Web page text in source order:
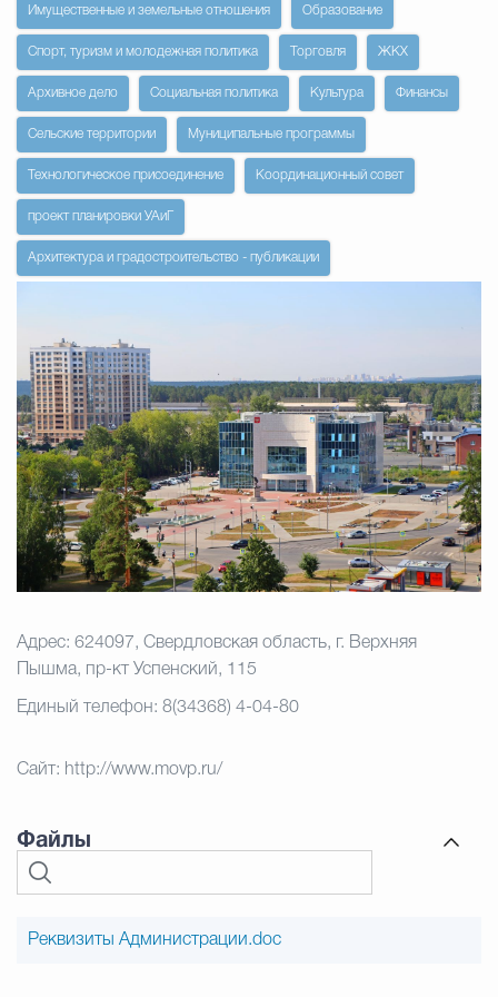
Избирательная
Гостям Городского
Государственные организации
Открытые
Имущественные и земельные отношения Образование
Спорт, туризм и молодежная политика Торговля ЖКХ
Архивное дело Социальная политика Культура Финансы
Сельские территории Муниципальные программы
Технологическое присоединение Координационный совет
проект планировки УАиГ
Архитектура и градостроительство - публикации
Адрес: 624097, Свердловская область, г. Верхняя
Пышма, пр-кт Успенский, 115
Единый телефон: 8(34368) 4-04-80
Сайт: http://www.movp.ru/
Файлы
Реквизиты Администрации.doc